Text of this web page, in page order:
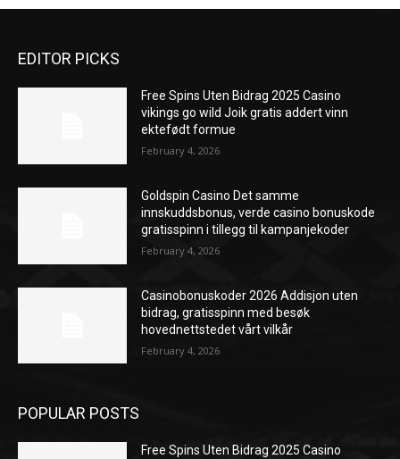
EDITOR PICKS
Free Spins Uten Bidrag 2025 Casino
vikings go wild Joik gratis addert vinn
ektefødt formue
February 4, 2026
Goldspin Casino Det samme
innskuddsbonus, verde casino bonuskode
gratisspinn i tillegg til kampanjekoder
February 4, 2026
Casinobonuskoder 2026 Addisjon uten
bidrag, gratisspinn med besøk
hovednettstedet vårt vilkår
February 4, 2026
POPULAR POSTS
Free Spins Uten Bidrag 2025 Casino